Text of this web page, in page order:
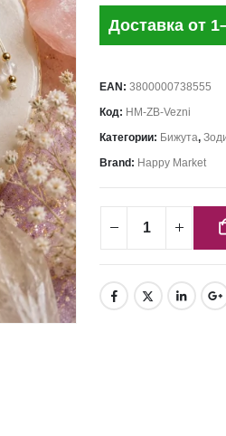
Доставка от
EAN:3800000738555
Код: HM-ZB-Vezni
Категории: Бижута,
Brand: Happy Market